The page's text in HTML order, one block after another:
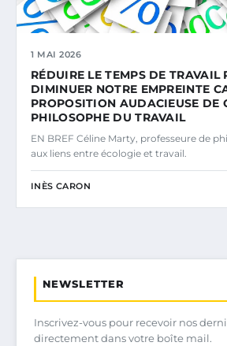
1 MAI 2026
RÉDUIRE LE TEMPS DE TRAVAIL
DIMINUER NOTRE EMPREINTE
PROPOSITION AUDACIEUSE DE
PHILOSOPHE DU TRAVAIL
EN BREF Céline Marty, professeure de
aux liens entre écologie et travail.
INÈS CARON
NEWSLETTER
Inscrivez-vous pour recevoir nos
directement dans votre boîte mail.